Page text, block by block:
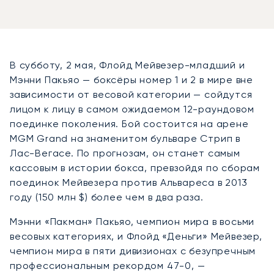
В субботу, 2 мая, Флойд Мейвезер-младший и
Мэнни Пакьяо — боксёры номер 1 и 2 в мире вне
зависимости от весовой категории — сойдутся
лицом к лицу в самом ожидаемом 12-раундовом
поединке поколения. Бой состоится на арене
MGM Grand на знаменитом бульваре Стрип в
Лас-Вегасе. По прогнозам, он станет самым
кассовым в истории бокса, превзойдя по сборам
поединок Мейвезера против Альвареса в 2013
году (150 млн $) более чем в два раза.
Мэнни «Пакман» Пакьяо, чемпион мира в восьми
весовых категориях, и Флойд «Деньги» Мейвезер,
чемпион мира в пяти дивизионах с безупречным
профессиональным рекордом 47-0, —